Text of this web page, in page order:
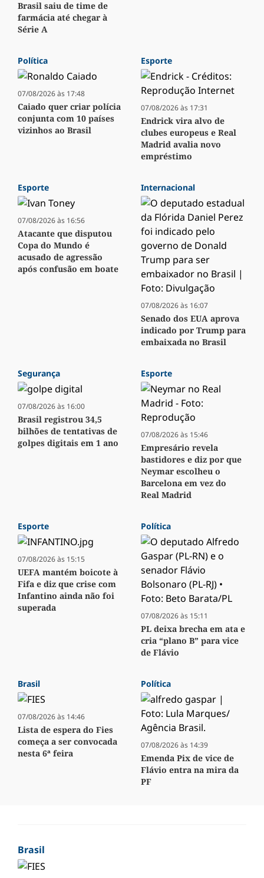
Brasil saiu de time de
farmácia até chegar à
Série A
Política
07/08/2026 às 17:48
Caiado quer criar polícia
conjunta com 10 países
vizinhos ao Brasil
Esporte
07/08/2026 às 17:31
Endrick vira alvo de
clubes europeus e Real
Madrid avalia novo
empréstimo
Esporte
07/08/2026 às 16:56
Atacante que disputou
Copa do Mundo é
acusado de agressão
após confusão em boate
Internacional
07/08/2026 às 16:07
Senado dos EUA aprova
indicado por Trump para
embaixada no Brasil
Segurança
07/08/2026 às 16:00
Brasil registrou 34,5
bilhões de tentativas de
golpes digitais em 1 ano
Esporte
07/08/2026 às 15:46
Empresário revela
bastidores e diz por que
Neymar escolheu o
Barcelona em vez do
Real Madrid
Esporte
07/08/2026 às 15:15
UEFA mantém boicote à
Fifa e diz que crise com
Infantino ainda não foi
superada
Política
07/08/2026 às 15:11
PL deixa brecha em ata e
cria “plano B” para vice
de Flávio
Brasil
07/08/2026 às 14:46
Lista de espera do Fies
começa a ser convocada
nesta 6ª feira
Política
07/08/2026 às 14:39
Emenda Pix de vice de
Flávio entra na mira da
PF
Brasil